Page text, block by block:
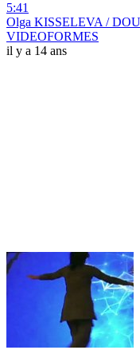
5:41
Olga KISSELEVA /
VIDEOFORMES
il y a 14 ans